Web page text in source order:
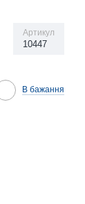
Артикул
10447
В бажання